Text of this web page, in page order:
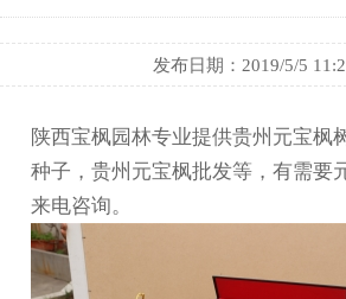
发布日期：2019/5/5
陕西宝枫园林专业提供贵州元宝枫
种子，贵州元宝枫批发等，有需要
来电咨询。